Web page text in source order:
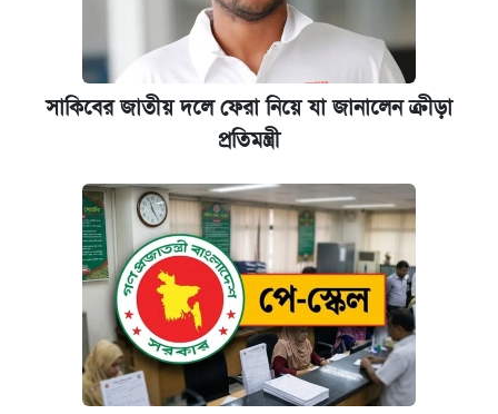
সাকিবের জাতীয় দলে ফেরা নিয়ে যা জানালেন ক্রীড়া
প্রতিমন্ত্রী